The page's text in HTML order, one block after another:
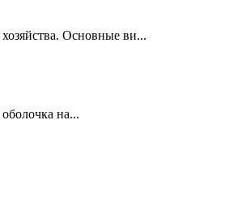
Основные ви...
на...